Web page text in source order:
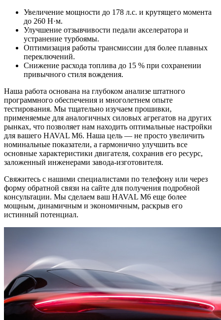
Увеличение мощности до 178 л.с. и крутящего момента
до 260 Н·м.
Улучшение отзывчивости педали акселератора и
устранение турбоямы.
Оптимизация работы трансмиссии для более плавных
переключений.
Снижение расхода топлива до 15 % при сохранении
привычного стиля вождения.
Наша работа основана на глубоком анализе штатного
программного обеспечения и многолетнем опыте
тестирования. Мы тщательно изучаем прошивки,
применяемые для аналогичных силовых агрегатов на других
рынках, что позволяет нам находить оптимальные настройки
для вашего HAVAL M6. Наша цель — не просто увеличить
номинальные показатели, а гармонично улучшить все
основные характеристики двигателя, сохранив его ресурс,
заложенный инженерами завода-изготовителя.
Свяжитесь с нашими специалистами по телефону или через
форму обратной связи на сайте для получения подробной
консультации. Мы сделаем ваш HAVAL M6 еще более
мощным, динамичным и экономичным, раскрыв его
истинный потенциал.